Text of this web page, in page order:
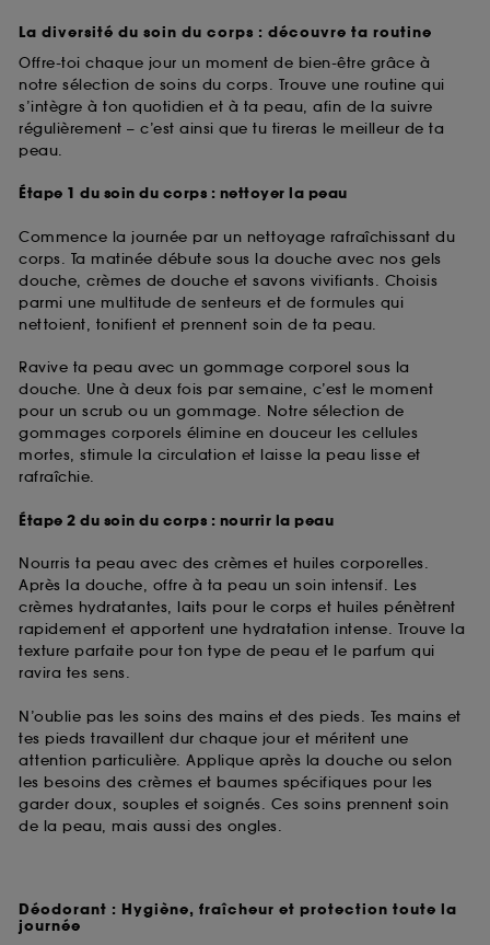
La diversité du soin du corps : découvre ta routine
Offre-toi chaque jour un moment de bien-être grâce à
notre sélection de soins du corps. Trouve une routine qui
s’intègre à ton quotidien et à ta peau, afin de la suivre
régulièrement – c’est ainsi que tu tireras le meilleur de ta
peau.
Étape 1 du soin du corps : nettoyer la peau
Commence la journée par un nettoyage rafraîchissant du
corps. Ta matinée débute sous la douche avec nos gels
douche, crèmes de douche et savons vivifiants. Choisis
parmi une multitude de senteurs et de formules qui
nettoient, tonifient et prennent soin de ta peau.
Ravive ta peau avec un gommage corporel sous la
douche. Une à deux fois par semaine, c’est le moment
pour un scrub ou un gommage. Notre sélection de
gommages corporels élimine en douceur les cellules
mortes, stimule la circulation et laisse la peau lisse et
rafraîchie.
Étape 2 du soin du corps : nourrir la peau
Nourris ta peau avec des crèmes et huiles corporelles.
Après la douche, offre à ta peau un soin intensif. Les
crèmes hydratantes, laits pour le corps et huiles pénètrent
rapidement et apportent une hydratation intense. Trouve la
texture parfaite pour ton type de peau et le parfum qui
ravira tes sens.
N’oublie pas les soins des mains et des pieds. Tes mains et
tes pieds travaillent dur chaque jour et méritent une
attention particulière. Applique après la douche ou selon
les besoins des crèmes et baumes spécifiques pour les
garder doux, souples et soignés. Ces soins prennent soin
de la peau, mais aussi des ongles.
Déodorant : Hygiène, fraîcheur et protection toute la
journée